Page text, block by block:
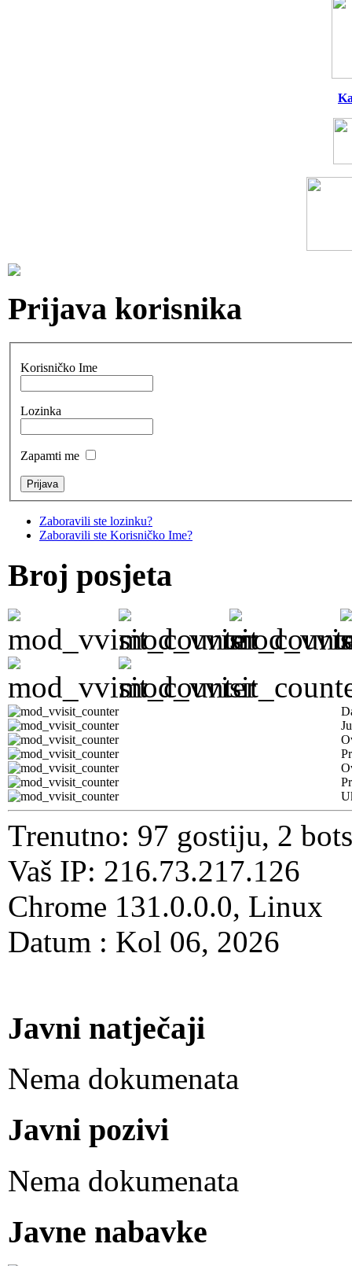
Prijava korisnika
Korisničko Ime
Lozinka
Zapamti me
Zaboravili ste lozinku?
Zaboravili ste Korisničko Ime?
Broj posjeta
Trenutno: 97 gostiju, 2
Vaš IP: 216.73.217.126
Chrome 131.0.0.0, Linux
Datum : Kol 06, 2026
Javni natječaji
Nema dokumenata
Javni pozivi
Nema dokumenata
Javne nabavke